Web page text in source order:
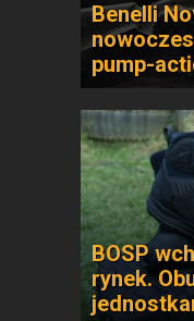
Benelli
pump-
BOSP
rynek.